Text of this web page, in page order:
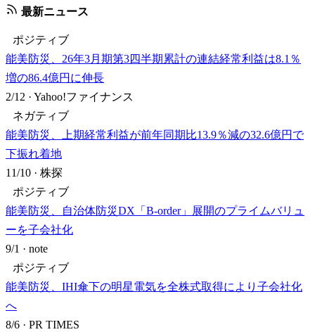
最新ニュース
ポジティブ
能美防災、26年3月期第3四半期累計の連結経常利益は8.1％
増の86.4億円に伸長
2/12 · Yahoo!ファイナンス
ネガティブ
能美防災、上期経常利益が前年同期比13.9％減の32.6億円で
下振れ着地
11/10 · 株探
ポジティブ
能美防災、自治体防災DX「B-order」展開のプライムバリュ
ーを子会社化
9/1 · note
ポジティブ
能美防災、IHI傘下の明星電気を全株式取得により子会社化
へ
8/6 · PR TIMES